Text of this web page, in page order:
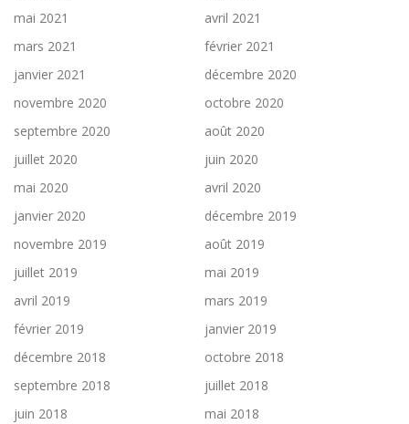
mai 2021
avril 2021
mars 2021
février 2021
janvier 2021
décembre 2020
novembre 2020
octobre 2020
septembre 2020
août 2020
juillet 2020
juin 2020
mai 2020
avril 2020
janvier 2020
décembre 2019
novembre 2019
août 2019
juillet 2019
mai 2019
avril 2019
mars 2019
février 2019
janvier 2019
décembre 2018
octobre 2018
septembre 2018
juillet 2018
juin 2018
mai 2018